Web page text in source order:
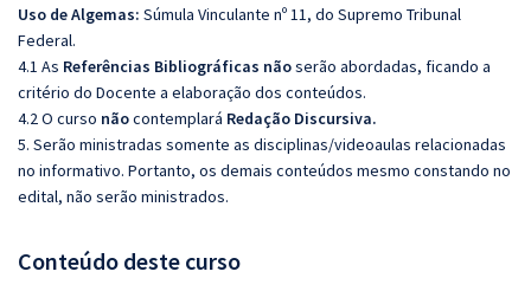
Uso de Algemas: Súmula Vinculante nº 11, do Supremo Tribunal
Federal.
4.1 As Referências Bibliográficas nãoserão abordadas, ficando a
critério do Docente a elaboração dos conteúdos.
4.2 O curso nãocontemplará Redação Discursiva.
5. Serão ministradas somente as disciplinas/videoaulas relacionadas
no informativo. Portanto, os demais conteúdos mesmo constando no
edital, não serão ministrados.
Conteúdo deste curso